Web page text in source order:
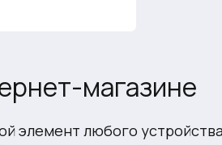
магазине
элемент любого